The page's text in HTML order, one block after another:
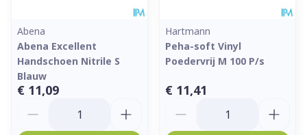
Abena
Abena Excellent
Handschoen Nitrile S
Blauw
€ 11,09
Hartmann
Peha-soft Vinyl
Poedervrij M 100 P/s
€ 11,41